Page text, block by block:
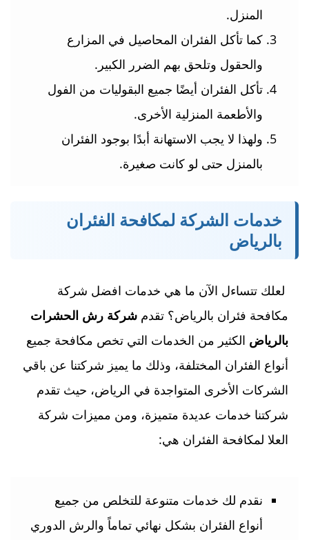
المنزل.
كما تأكل الفئران المحاصيل في المزارع
والحقول وتلحق بهم الضرر الكبير.
تأكل الفئران أيضًا جميع البقوليات من الفول
والأطعمة المنزلية الأخرى.
ولهذا لا يجب الاستهانة أبدًا بوجود الفئران
بالمنزل حتى لو كانت صغيرة.
خدمات الشركة لمكافحة الفئران
بالرياض
لعلك تتساءل الآن ما هي خدمات افضل شركة
مكافحة فئران بالرياض؟ تقدم شركة رش الحشرات
بالرياض الكثير من الخدمات التي تخص مكافحة جميع
أنواع الفئران المختلفة، وذلك ما يميز شركتنا عن باقي
الشركات الأخرى المتواجدة في الرياض، حيث تقدم
شركتنا خدمات عديدة متميزة، ومن مميزات شركة
العلا لمكافحة الفئران هي:
نقدم لك خدمات متنوعة للتخلص من جميع
أنواع الفئران بشكل نهائي تماماً والرش الدوري